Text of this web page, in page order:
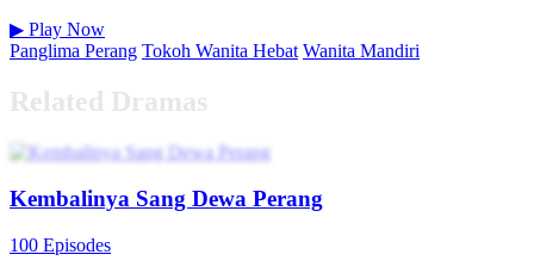
▶ Play Now
Panglima Perang Tokoh Wanita Hebat Wanita Mandiri
Related Dramas
Kembalinya Sang Dewa Perang
100 Episodes